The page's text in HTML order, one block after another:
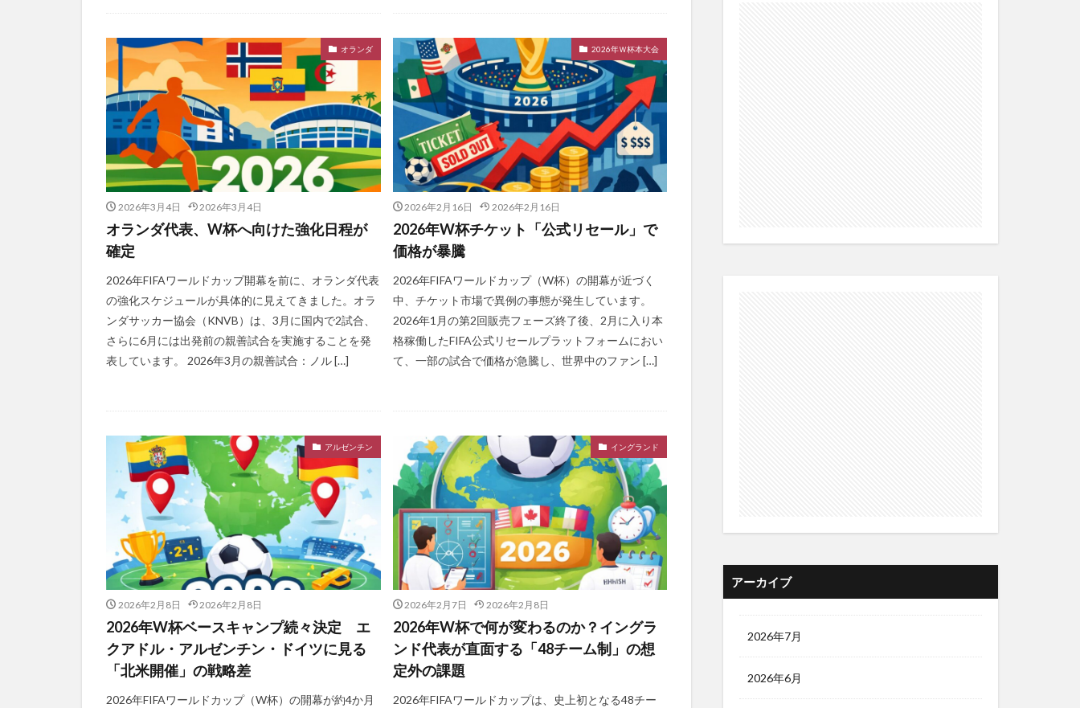
オランダ
2026年3月4日 2026年3月4日
オランダ代表、W杯へ向けた強化日程が
確定
2026年FIFAワールドカップ開幕を前に、オランダ代表
の強化スケジュールが具体的に見えてきました。オラ
ンダサッカー協会（KNVB）は、3月に国内で2試合、
さらに6月には出発前の親善試合を実施することを発
表しています。 2026年3月の親善試合：ノル […]
2026年Ｗ杯本大会
2026年2月16日 2026年2月16日
2026年W杯チケット「公式リセール」で
価格が暴騰
2026年FIFAワールドカップ（W杯）の開幕が近づく
中、チケット市場で異例の事態が発生しています。
2026年1月の第2回販売フェーズ終了後、2月に入り本
格稼働したFIFA公式リセールプラットフォームにおい
て、一部の試合で価格が急騰し、世界中のファン […]
アルゼンチン
2026年2月8日 2026年2月8日
2026年W杯ベースキャンプ続々決定 エ
クアドル・アルゼンチン・ドイツに見る
「北米開催」の戦略差
2026年FIFAワールドカップ（W杯）の開幕が約4か月
イングランド
2026年2月7日 2026年2月8日
2026年W杯で何が変わるのか？イングラ
ンド代表が直面する「48チーム制」の想
定外の課題
2026年FIFAワールドカップは、史上初となる48チー
アーカイブ
2026年7月
2026年6月